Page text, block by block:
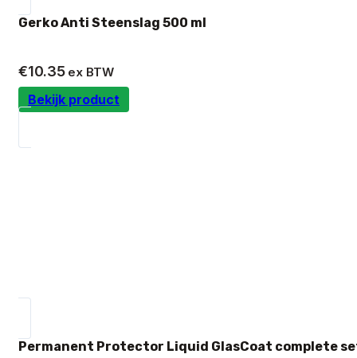
Gerko Anti Steenslag 500 ml
€10.35 ex BTW
Bekijk product
Permanent Protector Liquid GlasCoat complete